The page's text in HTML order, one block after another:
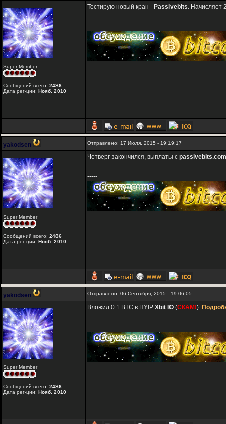
Super Member
Сообщений всего: 2486
Дата рег-ции: Нояб. 2010
Тестирую новый кран - Passivebits. Начисляет
-----
yakodsen Отправлено: 17 Июля, 2015 - 19:19:17
Super Member
Сообщений всего: 2486
Дата рег-ции: Нояб. 2010
Четверг закончился, выплаты с passivebits.com
-----
yakodsen Отправлено: 06 Сентября, 2015 - 19:06:05
Super Member
Сообщений всего: 2486
Дата рег-ции: Нояб. 2010
Вложил 0.1 BTC в HYIP Xbit IO (СКАМ!).
-----